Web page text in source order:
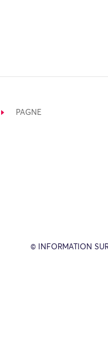
PAGNE
© INFORMATION